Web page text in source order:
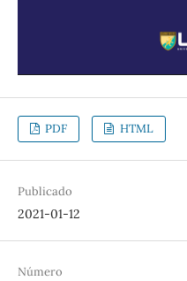
PDF HTML
Publicado
2021-01-12
Número